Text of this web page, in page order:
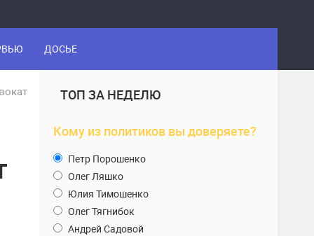
ДОСЬЕ
ТОП ЗА НЕДЕЛЮ
Кому из политиков вы доверяете?
Петр Порошенко
Олег Ляшко
Юлия Тимошенко
Олег Тягнибок
Андрей Садовой